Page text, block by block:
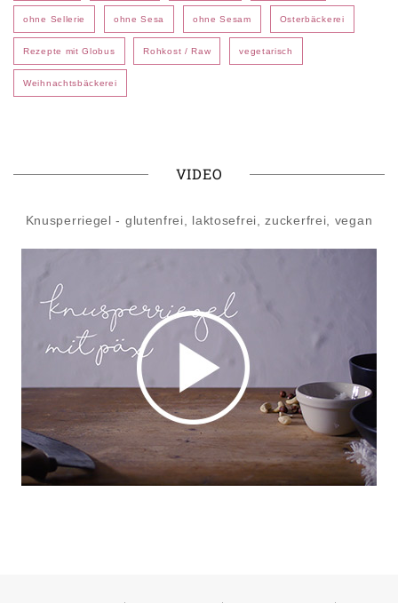
ohne Sellerie ohne Sesa ohne Sesam Osterbäckerei
Rezepte mit Globus Rohkost / Raw vegetarisch
Weihnachtsbäckerei
VIDEO
Knusperriegel - glutenfrei, laktosefrei, zuckerfrei, vegan